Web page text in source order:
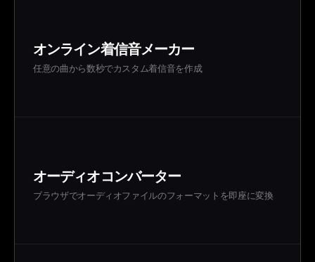
オンライン着信音メーカー
任意の曲から数秒でカスタム着信音を作成
オーディオコンバーター
ブラウザでオーディオファイルのフォーマットを即座に変換